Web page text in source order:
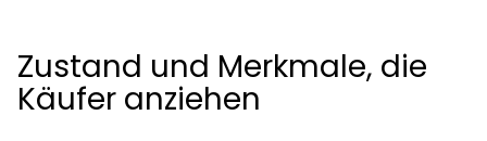
Zustand und Merkmale, die
Käufer anziehen